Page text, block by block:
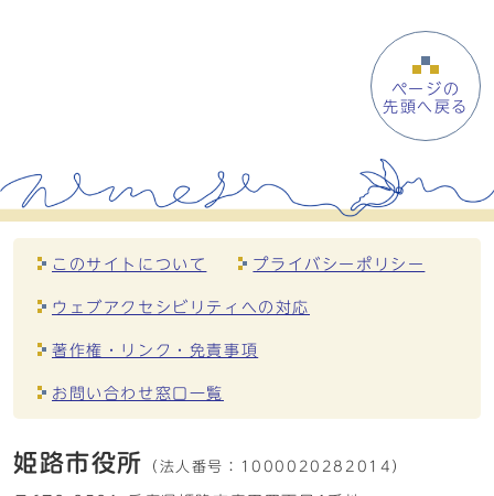
ページの
先頭へ戻る
このサイトについて プライバシーポリシー
ウェブアクセシビリティへの対応
著作権・リンク・免責事項
お問い合わせ窓口一覧
姫路市役所 （法人番号： 1000020282014）